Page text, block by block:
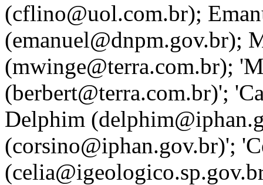
(cflino@uol.com.br);
(emanuel@dnpm.gov.br);
(mwinge@terra.com.br);
(berbert@terra.com.br)';
Delphim
(corsino@iphan.gov.br)';